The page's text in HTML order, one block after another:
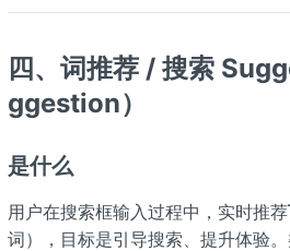
四、词推荐 / 搜索
ggestion）
是什么
用户在搜索框输入过程中，实时推荐
词），目标是引导搜索、提升体验